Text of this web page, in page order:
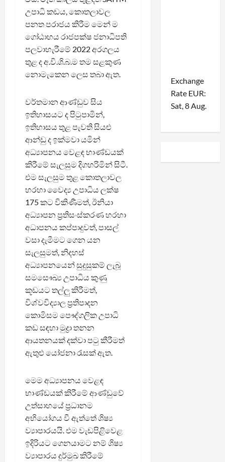
උපාධි කඩය, කොතලාවල
පනත පරාජය කිරීම මෙන් ම
ගෝඨාභය රාජපක්ෂ ජනාධිපති
පලවාහැරීමේ 2022 අරගලය
තුළ ද අ.වි.ශි.බ.ම තම සළකුණ
නොමැකෙන ලෙස තබා ඇත.
වර්තමාන ආණ්ඩුව සිය
ඉතිහාසයට ද පිටුපාමින්,
ඉතිහාසය තුළ පැවති සියළු
ආන්ඩු ද ඉක්මවා යමින්
අධ්‍යාපනය වෙළඳ භාණ්ඩයක්
කිරීමේ සැලසුම දිගහරිමින් සිටී.
එම සැලසුම තුළ කොතලාවල
හරහා වෛද්‍ය උපාධිය ලක්ෂ
175 කට විකිණීමත්, ඊනියා
අධ්‍යාපන ප්‍රතිසංස්කරණ හරහා
අධාපනය කප්පාදුවත්, පාසල්
වසා දැමීමට ගෙන යන
සැලසුමත්, නිදහස්
අධ්‍යාපනයෙන් සුදුසුකම් ලැබූ
සමසෞඛ්‍ය උපාධිය කුණු
කූඩයට තල්ලු කිරීමත්,
විශ්වවිද්‍යාල ප්‍රතිපාදන
කොමිසම පෞද්ගලික උපාධි
කඩ සඳහා මුද්‍රා තනන
ආයතනයක් දක්වා පටු කීරීමත්
ඇතුළු යෝජනා රැසක් ඇත.
මෙම අධ්‍යාපනය වෙළඳ
භාණ්ඩයක් කිරීමේ ආණ්ඩුවේ
උත්සාහයේ ප්‍රධානම
අභියෝගය වී ඇත්තේ ශිෂ්‍ය
ව්‍යාපාරයයි. එම වැඩපිළිවෙළ
ඉදිරියට ගෙනයාමට නම් ශිෂ්‍ය
ව්‍යාපාරය දුර්මුඛ කිරීමේ
Exchange
Rate EUR:
Sat, 8 Aug.